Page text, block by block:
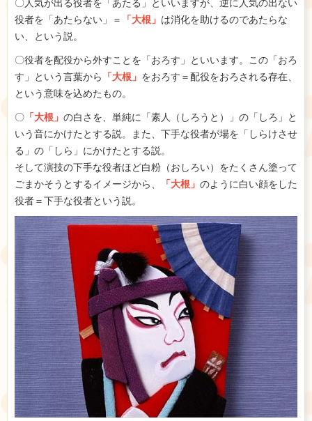
〇人気が出る役者を「あたる」といいますが、逆に人気の出ない
役者を「あたらない」＝
「大根」 は消化を助けるのであたらな
い、という説。
〇役者を配役から外すことを「おろす」といいます。この「おろ
す」という言葉から
「大根」 をおろす＝配役をおろされる存在、
という意味を込めたもの。
〇 「大根」 の白さを、単純に「素人（しろうと）」の「しろ」と
いう音にかけたとする説。また、下手な役者が場を「しらけさせ
る」の「しら」にかけたとする説。
そして演技の下手な役者ほど白粉（おしろい）をたくさん塗って
ごまかそうとするイメージから、
「大根」 のように白い顔をした
役者＝下手な役者という説。